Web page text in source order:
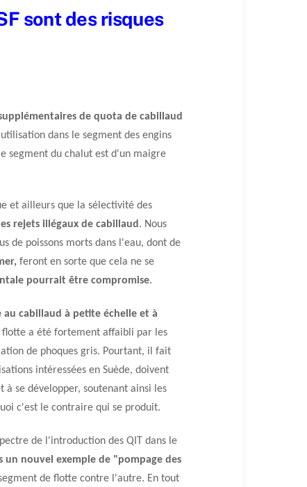
sont des risques
de quota de cabillaud
dans le segment des engins
segment du chalut est d'un maigre
et ailleurs que la sélectivité des
rejets illégaux de cabillaud. Nous
de poissons morts dans l'eau, dont de
feront en sorte que cela ne se
pourrait être compromise.
cabillaud à petite échelle et à
flotte a été fortement affaibli par les
de phoques gris. Pourtant, il fait
intéressées en Suède, doivent
se développer, soutenant ainsi les
c'est le contraire qui se produit.
de l'introduction des QIT dans le
un nouvel exemple de "pompage des
de flotte contre l'autre. En tout